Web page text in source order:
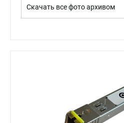
Скачать все фото архивом